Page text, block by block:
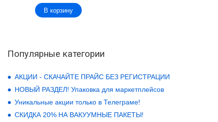
В корзину
Популярные категории
АКЦИИ - СКАЧАЙТЕ ПРАЙС БЕЗ РЕГИСТРАЦИИ
НОВЫЙ РАЗДЕЛ! Упаковка для маркетплейсов
Уникальные акции только в Телеграме!
СКИДКА 20% НА ВАКУУМНЫЕ ПАКЕТЫ!